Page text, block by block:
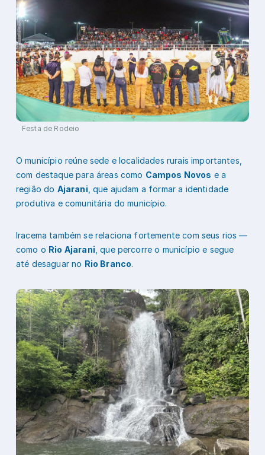
Festa de Rodeio
O município reúne sede e localidades rurais importantes,
com destaque para áreas como Campos Novos e a
região do Ajarani , que ajudam a formar a identidade
produtiva e comunitária do município.
Iracema também se relaciona fortemente com seus rios —
como o Rio Ajarani , que percorre o município e segue
até desaguar no Rio Branco.